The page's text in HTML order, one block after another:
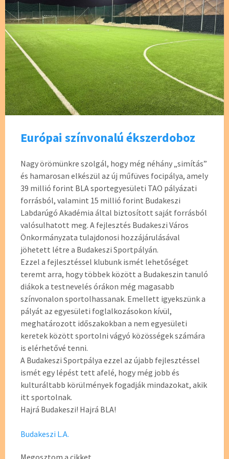
Európai színvonalú ékszerdoboz
Nagy örömünkre szolgál, hogy még néhány „simítás”
és hamarosan elkészül az új műfüves focipálya, amely
39 millió forint BLA sportegyesületi TAO pályázati
forrásból, valamint 15 millió forint Budakeszi
Labdarúgó Akadémia által biztosított saját forrásból
valósulhatott meg. A fejlesztés Budakeszi Város
Önkormányzata tulajdonosi hozzájárulásával
jöhetett létre a Budakeszi Sportpályán.
Ezzel a fejlesztéssel klubunk ismét lehetőséget
teremt arra, hogy többek között a Budakeszin tanuló
diákok a testnevelés órákon még magasabb
színvonalon sportolhassanak. Emellett igyekszünk a
pályát az egyesületi foglalkozásokon kívül,
meghatározott időszakokban a nem egyesületi
keretek között sportolni vágyó közösségek számára
is elérhetővé tenni.
A Budakeszi Sportpálya ezzel az újabb fejlesztéssel
ismét egy lépést tett afelé, hogy még jobb és
kulturáltabb körülmények fogadják mindazokat, akik
itt sportolnak.
Hajrá Budakeszi! Hajrá BLA!
Budakeszi L.A.